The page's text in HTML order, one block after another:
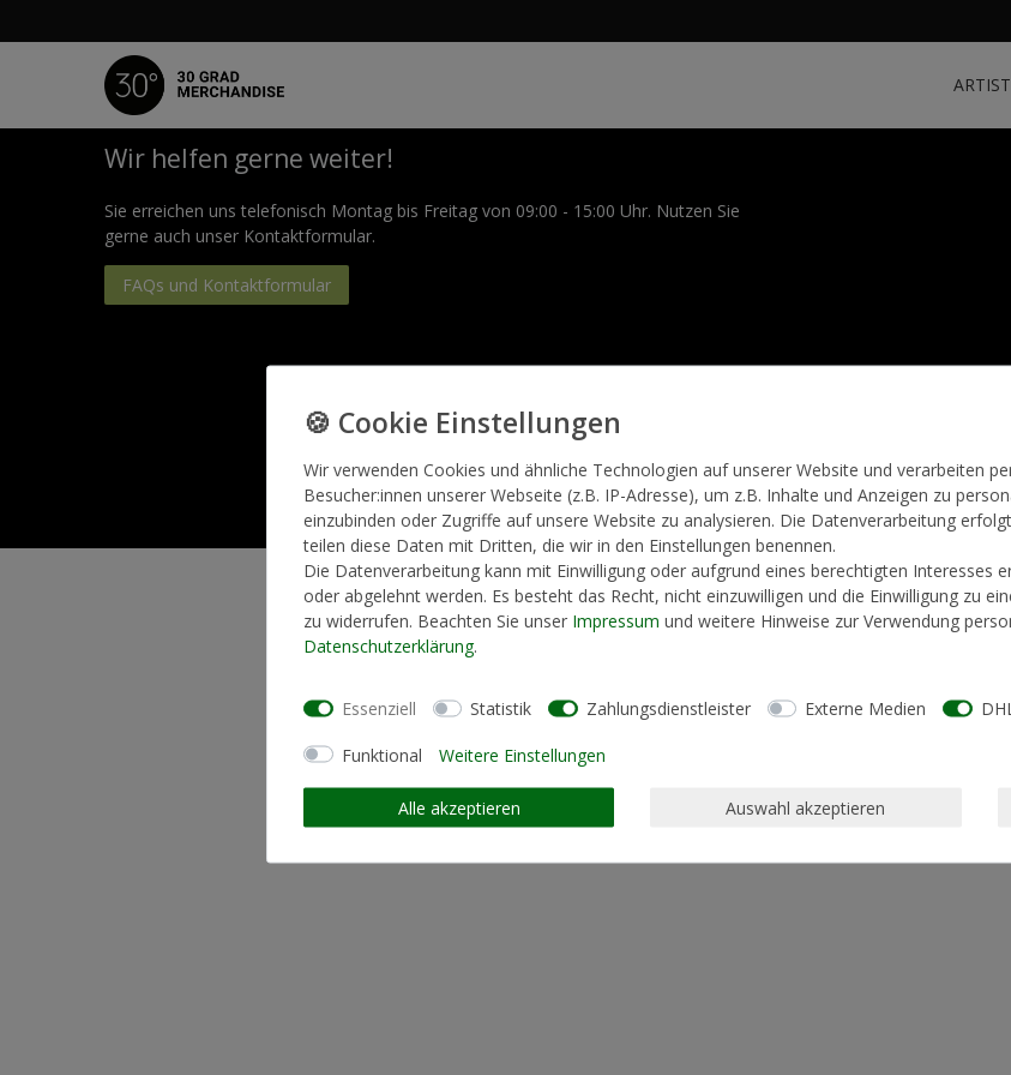
Wir helfen gerne weiter!
Sie erreichen uns telefonisch Montag bis Freitag von 09:00 - 15:00 Uhr. Nutzen Sie
gerne auch unser Kontaktformular.
FAQs und Kontaktformular
Vertrag widerrufen Kontakt
Wir verwenden Cookies und ähnliche Technologien auf unserer Website und verarbeiten
Besucher:innen unserer Webseite (z.B. IP-Adresse), um z.B. Inhalte und Anzeigen zu
einzubinden oder Zugriffe auf unsere Website zu analysieren. Die Datenverarbeitung
teilen diese Daten mit Dritten, die wir in den Einstellungen benennen.
Die Datenverarbeitung kann mit Einwilligung oder aufgrund eines berechtigten Interesses
oder abgelehnt werden. Es besteht das Recht, nicht einzuwilligen und die Einwilligung zu
zu widerrufen. Beachten Sie unser Impressum und weitere Hinweise zur Verwendung
Daten­schutz­erklärung.
Essenziell Statistik Zahlungsdienstleister Externe Medien
Funktional Weitere Einstellungen
Alle akzeptieren Auswahl akzeptieren